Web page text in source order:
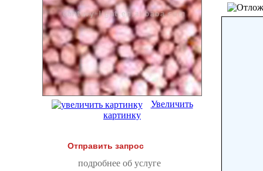
Увеличить
картинку
Отправить запрос
подробнее об услуге